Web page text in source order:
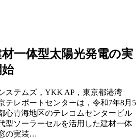
一体型太陽光発電の実
ステムズ，YKK AP，東京都港湾
テレポートセンターは，令和7年8月5
心青海地区のテレコムセンタービル
型ソーラーセルを活用した建材一体
の実装…